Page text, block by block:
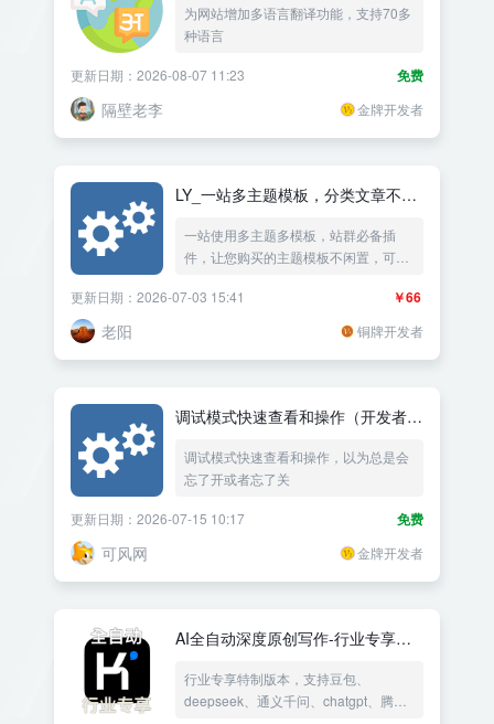
为网站增加多语言翻译功能，支持70多
种语言
免费
更新日期：2026-08-07 11:23
隔壁老李 金牌开发者
LY_一站多主题模板，分类文章不同
一站使用多主题多模板，站群必备插
件，让您购买的主题模板不闲置，可以
题模板，可以设置每个文章使用不同的
独立主题模板，可以根据网址使用不同
￥66
更新日期：2026-07-03 15:41
老阳 铜牌开发者
调试模式快速查看和操作（开发者工
调试模式快速查看和操作，以为总是会
忘了开或者忘了关
免费
更新日期：2026-07-15 10:17
可风网 金牌开发者
AI全自动深度原创写作-行业专享版 -
豆包、deepseek、通义千问、腾
讯、智普、百度云、文心一言
行业专享特制版本，支持豆包、
deepseek、通义千问、chatgpt、腾